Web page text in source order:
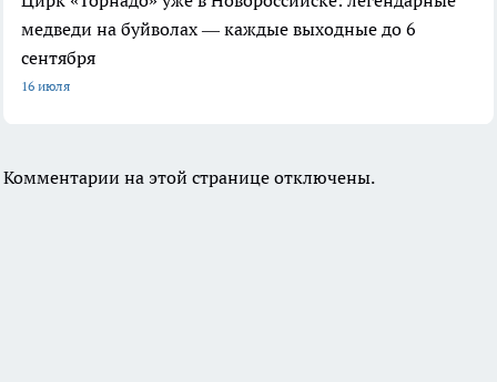
медведи на буйволах — каждые выходные до 6
сентября
16 июля
Комментарии на этой странице отключены.